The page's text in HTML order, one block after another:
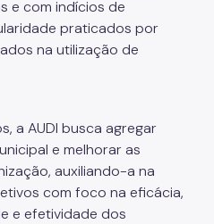
e com indícios de
praticados por
na utilização de
a AUDI busca agregar
e melhorar as
auxiliando-a na
com foco na eficácia,
e efetividade dos